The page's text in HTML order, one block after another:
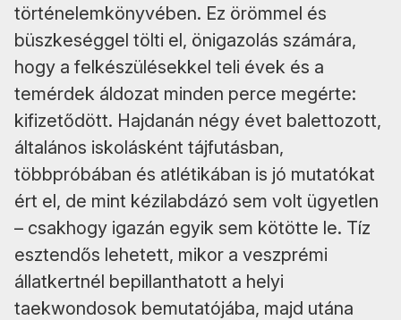
történelemkönyvében. Ez örömmel és
büszkeséggel tölti el, önigazolás számára,
hogy a felkészülésekkel teli évek és a
temérdek áldozat minden perce megérte:
kifizetődött. Hajdanán négy évet balettozott,
általános iskolásként tájfutásban,
többpróbában és atlétikában is jó mutatókat
ért el, de mint kézilabdázó sem volt ügyetlen
– csakhogy igazán egyik sem kötötte le. Tíz
esztendős lehetett, mikor a veszprémi
állatkertnél bepillanthatott a helyi
taekwondosok bemutatójába, majd utána